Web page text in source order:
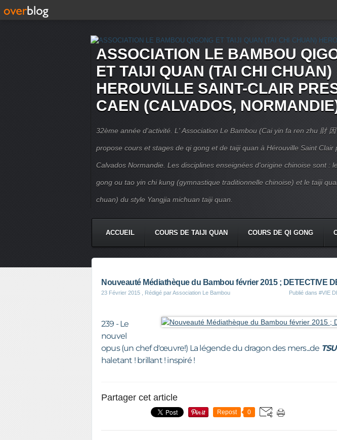
ASSOCIATION LE BAMBOU
ET TAIJI QUAN (TAI CHI CHUAN)
HEROUVILLE SAINT-CLAIR
CAEN (CALVADOS,
32ème année d'activité. L' Association Le Bambou (Cai yin fa ren zhu 財
propose cours et stages de qi gong et de taiji quan à Hérouville Saint Clair
Calvados Normandie. Les disciplines enseignées d'origine chinoise sont :
gong ou tao yin chi kung (gymnastique traditionnelle chinoise) et le taiji
chuan) du style Yangjia michuan taiji quan.
ACCUEIL COURS DE TAIJI QUAN COURS DE QI GONG
Nouveauté Médiathèque du Bambou février 2015 ; DETECTIVE
23 Février 2015 , Rédigé par Association Le Bambou Publié dans #VIE
239 - Le
nouvel
opus (un chef d'œuvre!) La légende du dragon des mers...de
haletant ! brillant ! inspiré !
Partager cet article
Repost 0